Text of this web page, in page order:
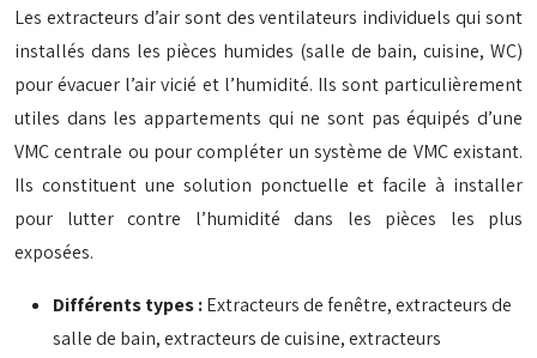
Les extracteurs d’air sont des ventilateurs individuels qui sont
installés dans les pièces humides (salle de bain, cuisine, WC)
pour évacuer l’air vicié et l’humidité. Ils sont particulièrement
utiles dans les appartements qui ne sont pas équipés d’une
VMC centrale ou pour compléter un système de VMC existant.
Ils constituent une solution ponctuelle et facile à installer
pour lutter contre l’humidité dans les pièces les plus
exposées.
Différents types :Extracteurs de fenêtre, extracteurs de
salle de bain, extracteurs de cuisine, extracteurs